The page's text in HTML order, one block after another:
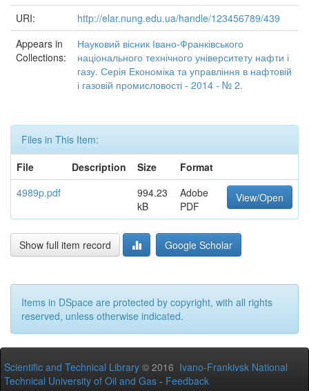
URI:
http://elar.nung.edu.ua/handle/123456789/439
Appears in
Collections:
Науковий вісник Івано-Франківського
національного технічного університету нафти і
газу. Серія Економіка та управління в нафтовій
і газовій промисловості - 2014 - № 2.
Files in This Item:
File
Description Size
Format
4989p.pdf
994.23
kB
Adobe
PDF
View/Open
Show full item record Google Scholar
Items in DSpace are protected by copyright, with all rights
reserved, unless otherwise indicated.
Scientific and Technical Library © 2016 Ivano-Frankivsk National
Technical University of Oil and Gas - Feedback